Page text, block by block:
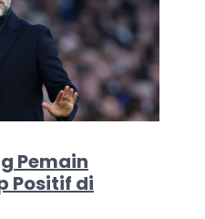
Pemain
Positif di